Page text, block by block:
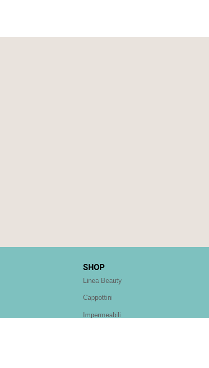
SHOP
Linea Beauty
Cappottini
Impermeabili